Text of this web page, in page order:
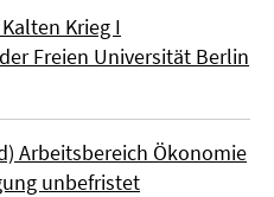
Krieg I
Freien Universität Berlin
Arbeitsbereich Ökonomie
unbefristet